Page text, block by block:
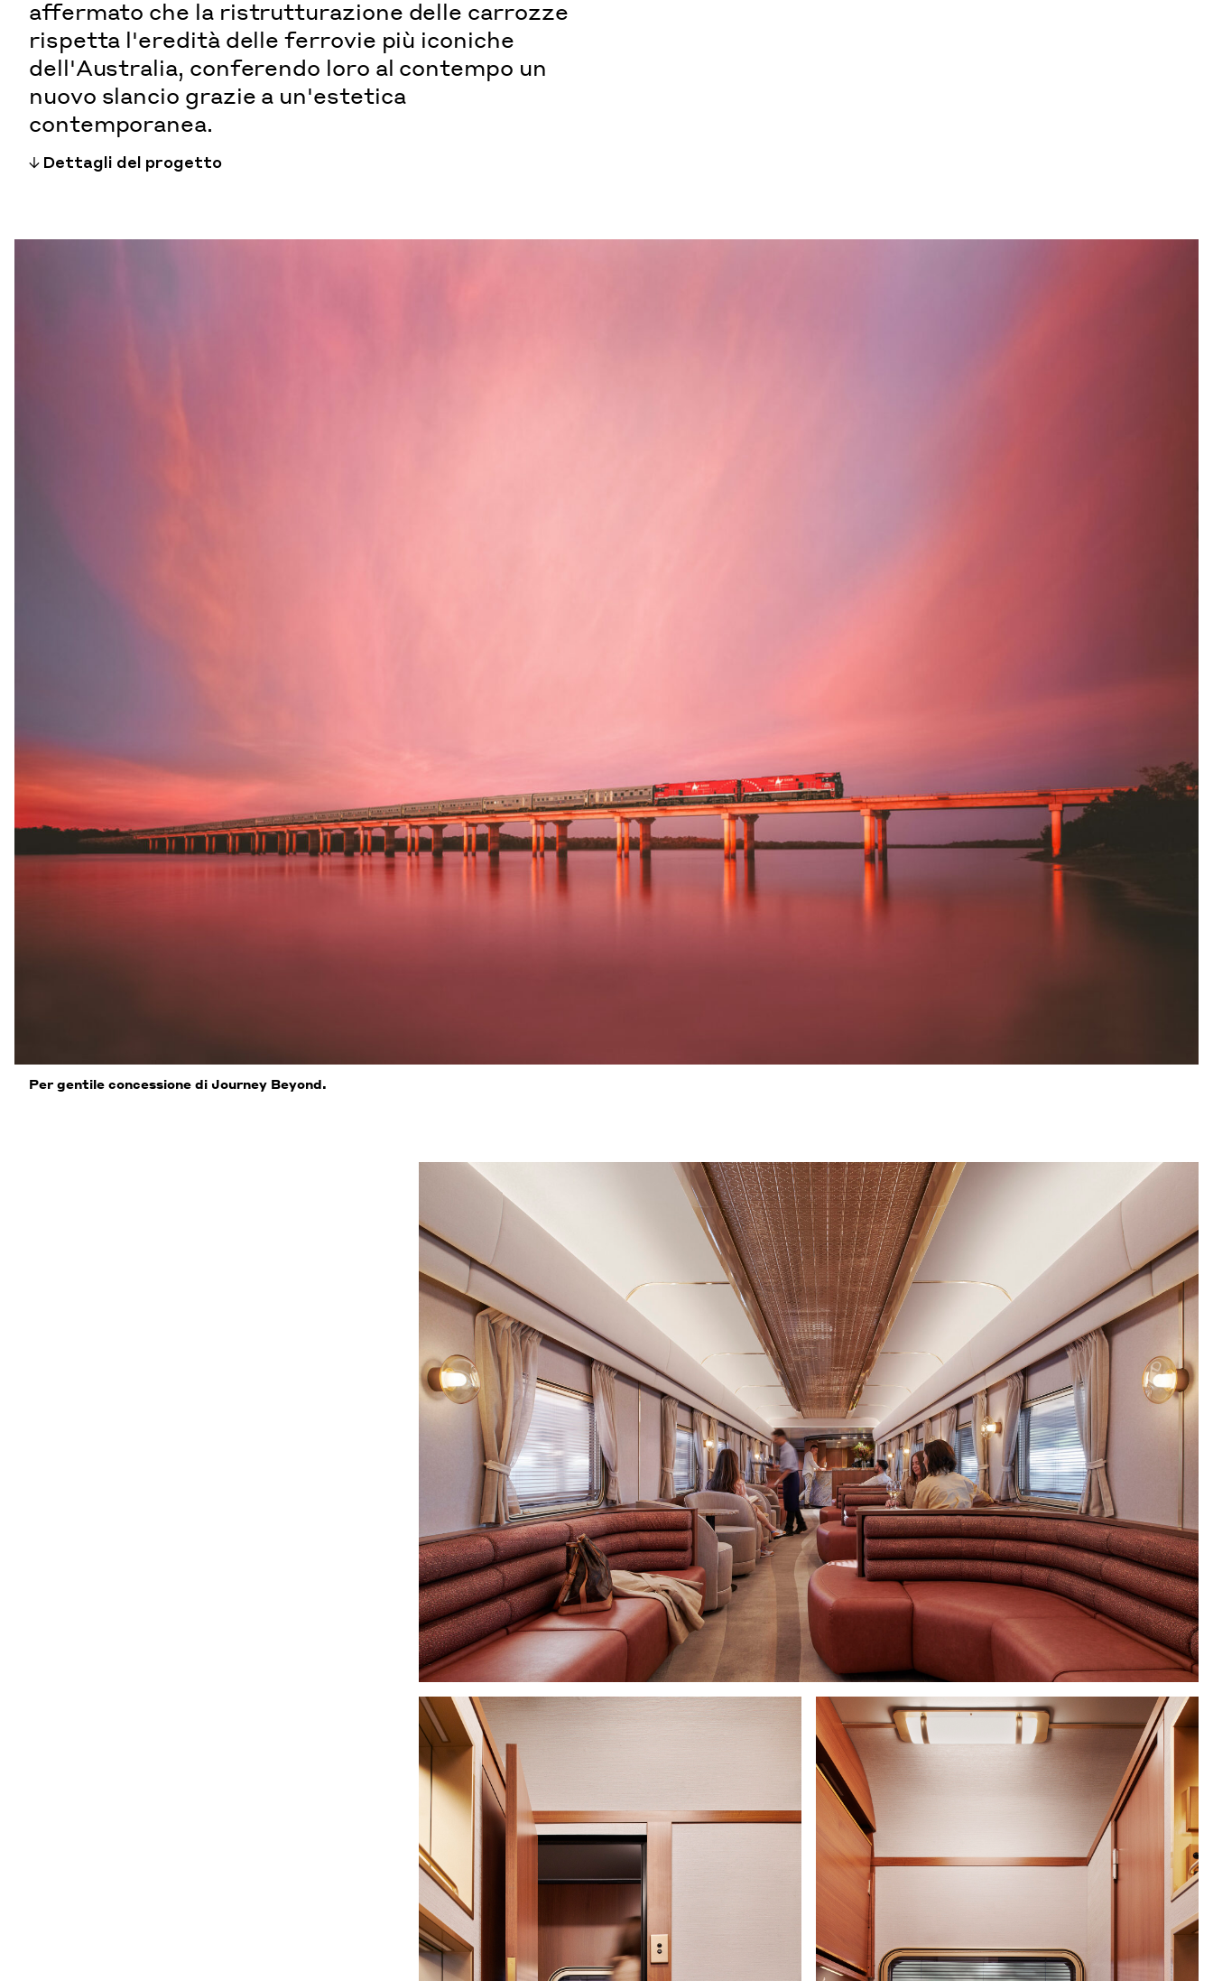
affermato che la ristrutturazione delle carrozze
rispetta l'eredità delle ferrovie più iconiche
dell'Australia, conferendo loro al contempo un
nuovo slancio grazie a un'estetica
contemporanea.
Dettagli del progetto
Per gentile concessione di Journey Beyond.